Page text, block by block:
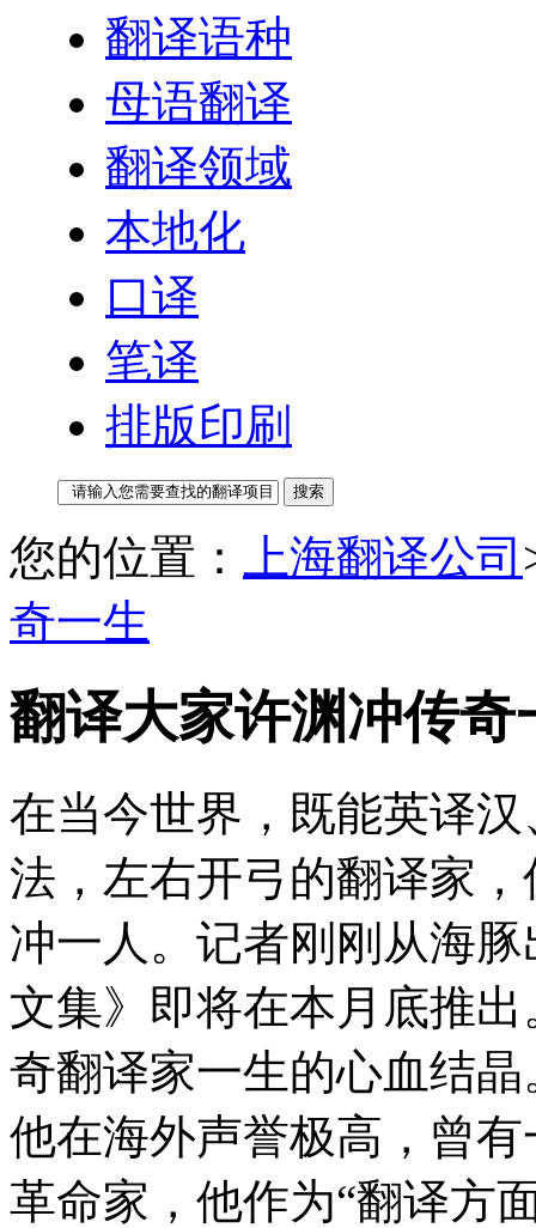
翻译语种
母语翻译
翻译领域
本地化
口译
笔译
排版印刷
您的位置： 上海翻译公司
奇一生
翻译大家许渊冲传奇
在当今世界，既能英译
法，左右开弓的翻译家
冲一人。记者刚刚从海
文集》即将在本月底推
奇翻译家一生的心血结晶
他在海外声誉极高，曾
革命家，他作为“翻译方